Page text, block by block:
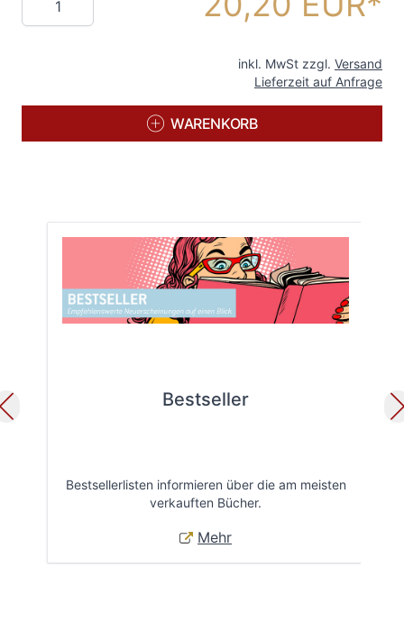
inkl. MwSt zzgl. Versand
Lieferzeit auf Anfrage
WARENKORB
Bestseller
Bestsellerlisten informieren über die am meisten
verkauften Bücher.
Mehr